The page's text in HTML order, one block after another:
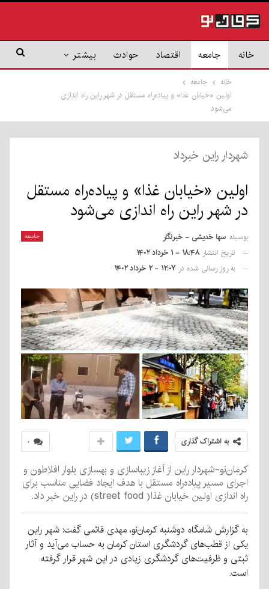
خانه جامعه اقتصاد حوادث بیشتر
خانه
جامعه
اولین «خیابان غذا» و پیاده‌راه مستقل در شهر راین راه اندازی
می‌شود
شهردار راین خبرداد
اولین «خیابان غذا» و پیاده‌راه مستقل
در شهر راین راه اندازی می‌شود
جامعه بوسیله سها خدیشی - خبرنگار
تاریخ انتشار ۱۸:۴۸ - ۱ خرداد ۱۴۰۲
به روز رسانی شده در ۱۲:۰۷ - ۲ خرداد ۱۴۰۲
۰ به اشتراک گذاری
کرمان‌نو-شهردار راین از آغاز زیباسازی و بهسازی بلوار افلاطون و
اجرای مسیر پیاده‌راه مستقل با هدف ایجاد فضایی مناسب برای
راه اندازی اولین خیابان غذا( street food) در راین خبر داد.
به گزارش شامگاه دوشنبه کرمان‌نو، مهدی قائمی گفت: شهر راین
یکی از قطب‌های گردشگری استان کرمان به حساب می‌آید و آثار
ثبتی و ظرفیت‌های گردشگری زیادی در این شهر قرار گرفته
است.